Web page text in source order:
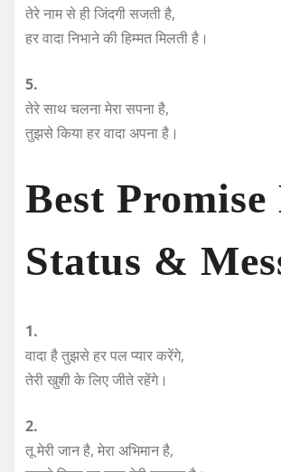
तेरे नाम से ही जिंदगी सजती है,
हर वादा निभाने की हिम्मत मिलती है।
5.
तेरे साथ चलना मेरा सपना है,
तुझसे किया हर वादा अपना है।
Best Promise
Status &
1.
वादा है तुझसे हर पल प्यार करेंगे,
तेरी खुशी के लिए जीते रहेंगे।
2.
तू मेरी जान है, मेरा अभिमान है,